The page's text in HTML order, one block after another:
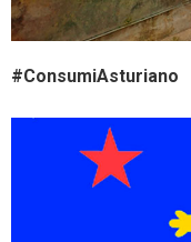
#ConsumiAsturiano